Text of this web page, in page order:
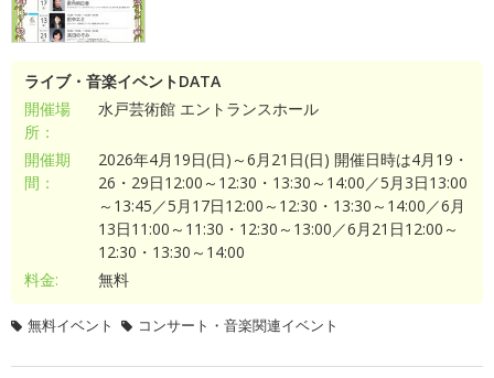
ライブ・音楽イベントDATA
開催場
所：
水戸芸術館 エントランスホール
開催期
間：
2026年4月19日(日)～6月21日(日) 開催日時は4月19・
26・29日12:00～12:30・13:30～14:00／5月3日13:00
～13:45／5月17日12:00～12:30・13:30～14:00／6月
13日11:00～11:30・12:30～13:00／6月21日12:00～
12:30・13:30～14:00
料金:
無料
無料イベント コンサート・音楽関連イベント